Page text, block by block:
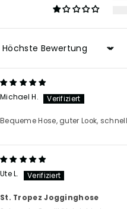
Sort by
Michael H.
Bequeme Hose, guter Look,
Ute L.
St. Tropez Jogginghose